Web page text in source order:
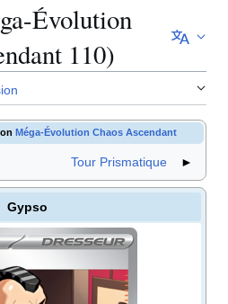
Évolution
110)
Méga-Évolution Chaos Ascendant
Tour Prismatique ►
Gypso